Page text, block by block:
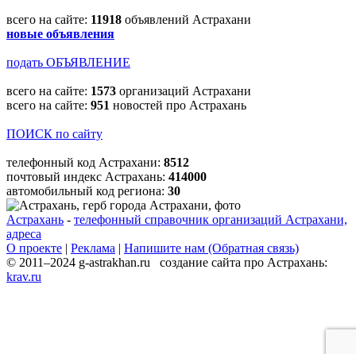
всего на сайте: 11918 объявлений Астрахани
новые объявления
подать ОБЪЯВЛЕНИЕ
всего на сайте: 1573 организаций Астрахани
всего на сайте: 951 новостей про Астрахань
ПОИСК по сайту
телефонный код Астрахани: 8512
почтовый индекс Астрахань: 414000
автомобильный код региона: 30
Астрахань - телефонный справочник организаций Астрахани,
адреса
О проекте | Реклама | Напишите нам (Обратная связь)
© 2011–2024 g-astrakhan.ru создание сайта про Астрахань:
krav.ru